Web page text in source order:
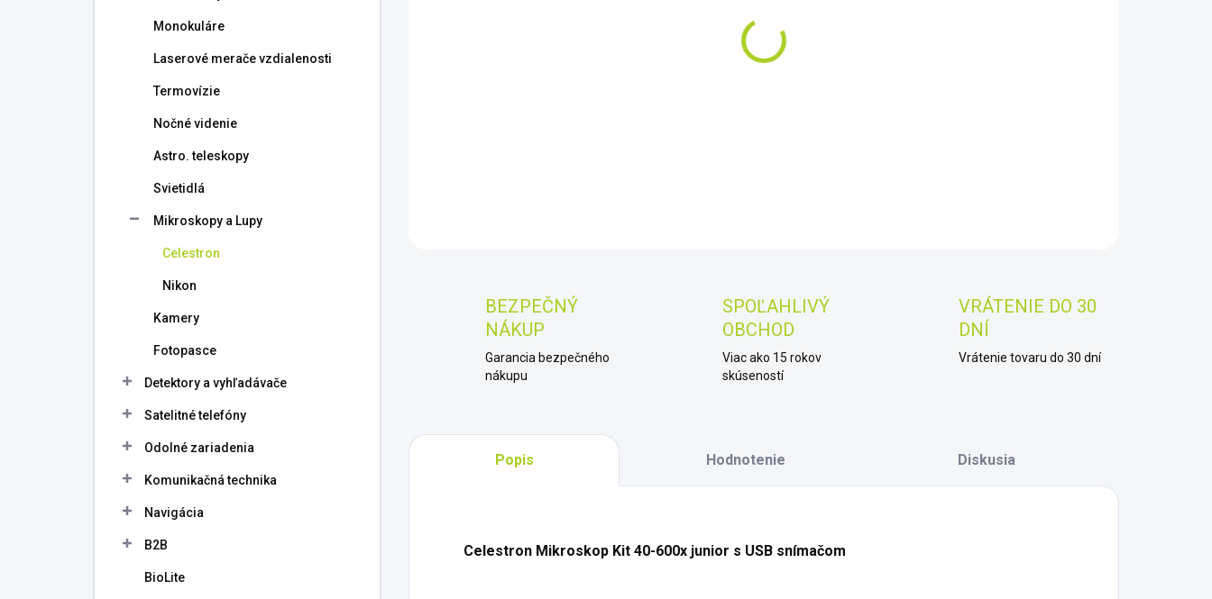
Monokuláre
Laserové merače vzdialenosti
Termovízie
Nočné videnie
Astro. teleskopy
Svietidlá
Mikroskopy a Lupy
Celestron
Nikon
Kamery
Fotopasce
Detektory a vyhľadávače
Satelitné telefóny
Odolné zariadenia
Komunikačná technika
Navigácia
B2B
BioLite
BEZPEČNÝ
NÁKUP
Garancia bezpečného
nákupu
SPOĽAHLIVÝ
OBCHOD
Viac ako 15 rokov
skúseností
VRÁTENIE DO 30
DNÍ
Vrátenie tovaru do 30 dní
Popis Hodnotenie Diskusia
Celestron Mikroskop Kit 40-600x junior s USB snímačom